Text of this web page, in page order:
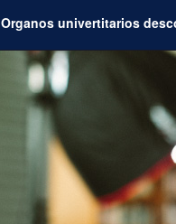
Organos univertitarios